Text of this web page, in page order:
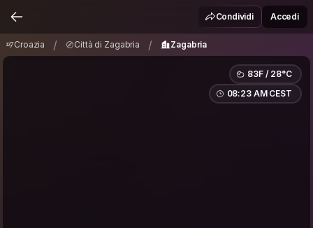
Zagabria
Condividi Accedi
Croazia / Città di Zagabria / Zagabria
83F / 28°C
08:23 AM CEST